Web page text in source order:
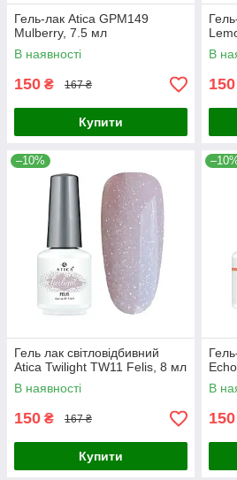
Гель-лак Atica GPM149
Mulberry, 7.5 мл
В наявності
150 ₴ 167 ₴
Купити
В
150
–10%
Гель лак світловідбивний
Atica Twilight TW11 Felis, 8 мл
В наявності
150 ₴ 167 ₴
Купити
В
150